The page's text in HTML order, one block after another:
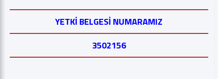
YETKİ BELGESİ NUMARAMIZ
3502156